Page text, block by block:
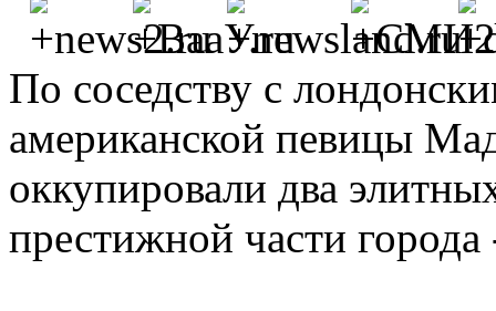
По соседству с
американской певицы
оккупировали два
престижной части